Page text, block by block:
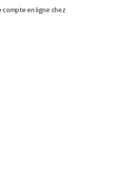
compte en ligne chez